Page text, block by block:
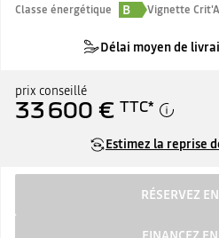
Classe énergétique
B Vignette
Délai moyen de
prix conseillé
33 600 € TTC*
Estimez la reprise
RÉSERVEZ